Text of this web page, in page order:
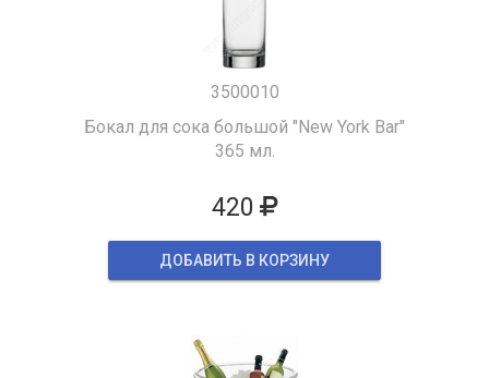
3500010
Бокал для сока большой "New York Bar"
365 мл.
420
ДОБАВИТЬ В КОРЗИНУ